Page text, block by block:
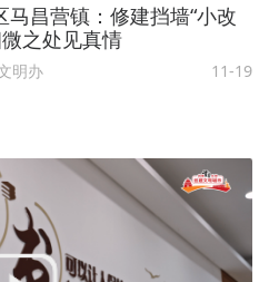
马昌营镇：修建挡墙“小改
之处见真情
明办 11-19